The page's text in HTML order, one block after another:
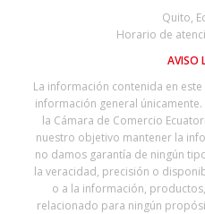
Quito,
Horario de
AVISO
La información contenida en
información general
la Cámara de Comercio
nuestro objetivo mantener la
no damos garantía de ningún
la veracidad, precisión o
o a la información,
relacionado para ningún